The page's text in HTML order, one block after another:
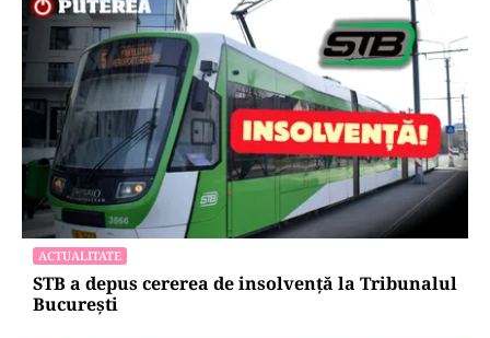
ACTUALITATE
STB a depus cererea de insolvență la Tribunalul
București